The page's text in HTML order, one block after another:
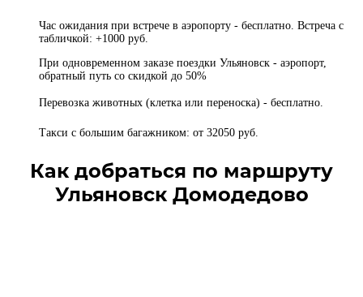
Час ожидания при встрече в аэропорту - бесплатно. Встреча с
табличкой: +1000 руб.
При одновременном заказе поездки Ульяновск - аэропорт,
обратный путь со скидкой до 50%
Перевозка животных (клетка или переноска) - бесплатно.
Такси с большим багажником: от 32050 руб.
Как добраться по маршруту
Ульяновск Домодедово